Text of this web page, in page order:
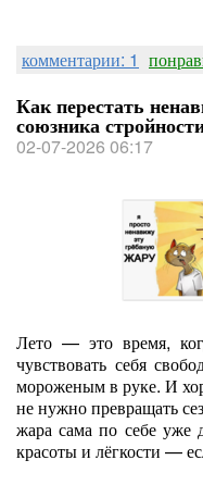
комментарии: 1
Как перестать
союзника
02-07-2026 06:17
Лето — этовремя,
чувствовать себя
мороженымв руке. И
ненужнопревращать
жара сама по себеуже
красотыи лёгкости —